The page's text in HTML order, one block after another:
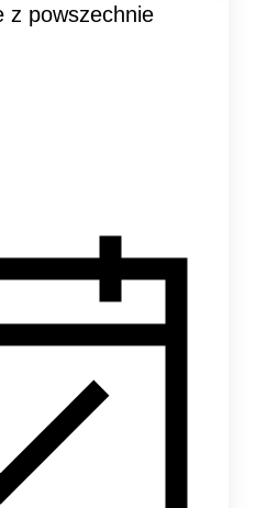
z powszechnie